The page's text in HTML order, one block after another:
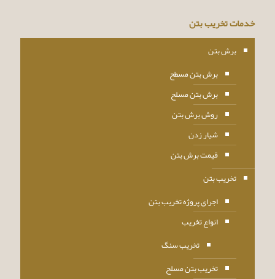
خدمات تخریب بتن
برش بتن
برش بتن مسطح
برش بتن مسلح
روش برش بتن
شیار زدن
قیمت برش بتن
تخریب بتن
اجرای پروژه تخریب بتن
انواع تخریب
تخریب سنگ
تخریب بتن مسلح